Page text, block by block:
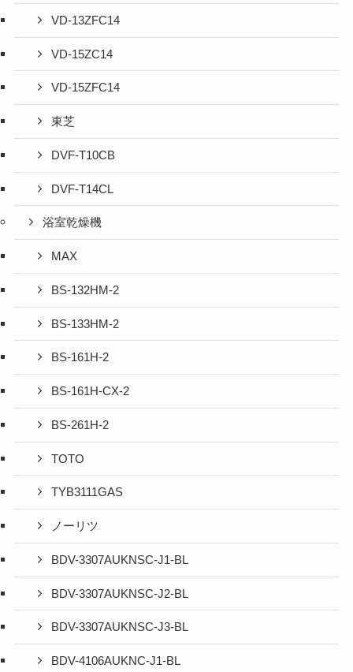
VD-13ZFC14
VD-15ZC14
VD-15ZFC14
東芝
DVF-T10CB
DVF-T14CL
浴室乾燥機
MAX
BS-132HM-2
BS-133HM-2
BS-161H-2
BS-161H-CX-2
BS-261H-2
TOTO
TYB3111GAS
ノーリツ
BDV-3307AUKNSC-J1-BL
BDV-3307AUKNSC-J2-BL
BDV-3307AUKNSC-J3-BL
BDV-4106AUKNC-J1-BL